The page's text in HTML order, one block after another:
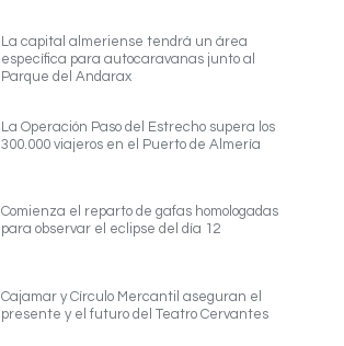
La capital almeriense tendrá un área
específica para autocaravanas junto al
Parque del Andarax
La Operación Paso del Estrecho supera los
300.000 viajeros en el Puerto de Almería
Comienza el reparto de gafas homologadas
para observar el eclipse del día 12
Cajamar y Círculo Mercantil aseguran el
presente y el futuro del Teatro Cervantes